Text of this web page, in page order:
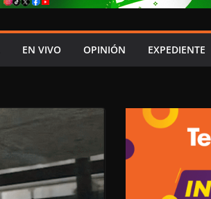
EN VIVO OPINIÓN EXPEDIENTE